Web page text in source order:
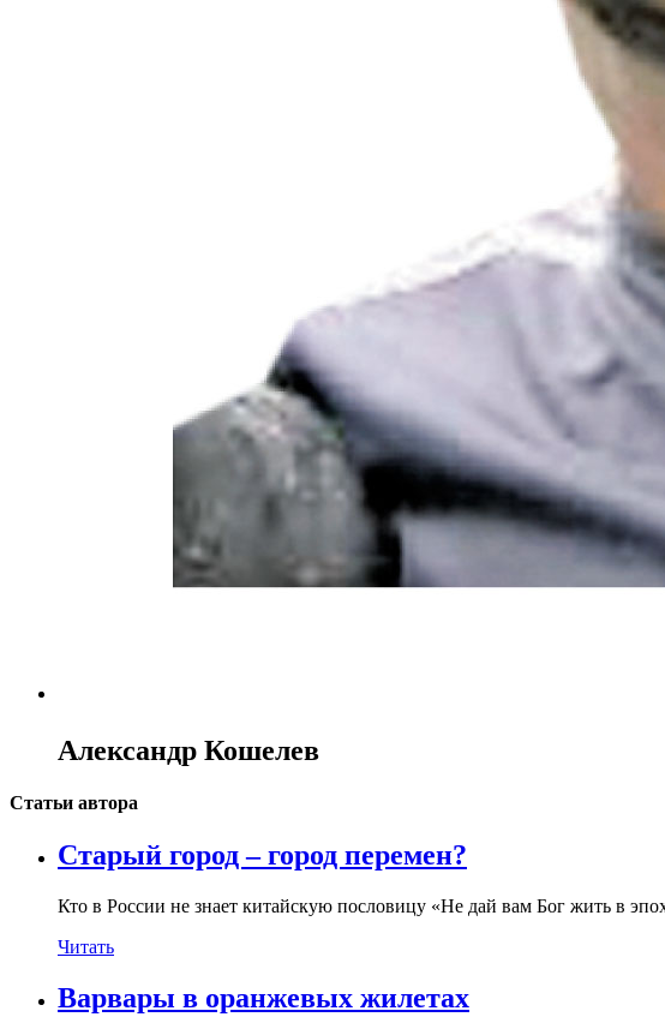
Александр Кошелев
Статьи автора
Старый город – город перемен?
Кто в России не знает китайскую пословицу «Не дай вам Бог жить в
Читать
Варвары в оранжевых жилетах